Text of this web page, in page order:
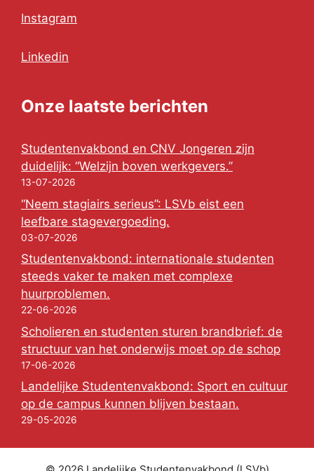
Instagram
Linkedin
Onze laatste berichten
Studentenvakbond en CNV Jongeren zijn
duidelijk: “Welzijn boven werkgevers.”
13-07-2026
“Neem stagiairs serieus”: LSVb eist een
leefbare stagevergoeding.
03-07-2026
Studentenvakbond: internationale studenten
steeds vaker te maken met complexe
huurproblemen.
22-06-2026
Scholieren en studenten sturen brandbrief: de
structuur van het onderwijs moet op de schop
17-06-2026
Landelijke Studentenvakbond: Sport en cultuur
op de campus kunnen blijven bestaan.
29-05-2026